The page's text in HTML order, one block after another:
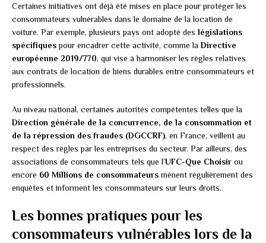
Certaines initiatives ont déjà été mises en place pour protéger les
consommateurs vulnérables dans le domaine de la location de
voiture. Par exemple, plusieurs pays ont adopté des législations
spécifiquespour encadrer cette activité, comme la Directive
européenne 2019/770, qui vise à harmoniser les règles relatives
aux contrats de location de biens durables entre consommateurs et
professionnels.
Au niveau national, certaines autorités compétentes telles que la
Direction générale de la concurrence, de la consommation et
de la répression des fraudes (DGCCRF), en France, veillent au
respect des règles par les entreprises du secteur. Par ailleurs, des
associations de consommateurs tels que l’UFC-Que Choisir ou
encore 60 Millions de consommateursmènent régulièrement des
enquêtes et informent les consommateurs sur leurs droits.
Les bonnes pratiques pour les
consommateurs vulnérables lors de la